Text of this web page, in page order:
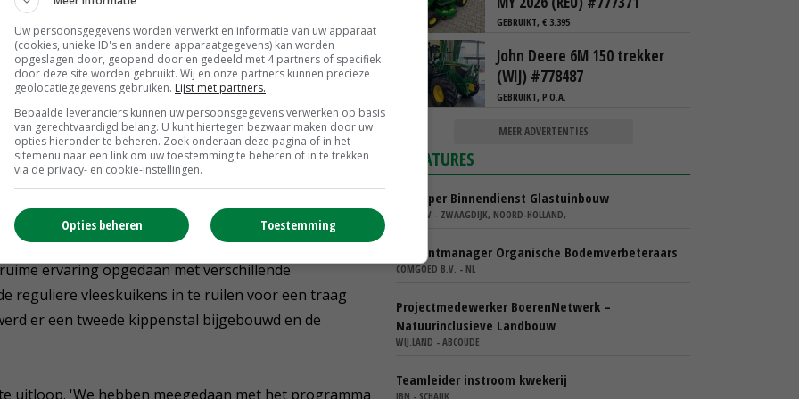
biologisch. Waarom schakelt hij de akkerbouwtak
teeltsysteem niets mis, met de waardering des te
met de kippen, richten op toegevoegde waarde.'
noodgedwongen, zegt Leenders. 'Omdat de markt
van biologische akkerbouw en gangbare
van onze eigen kringloop, maar met inzet van
ervaring opgedaan met verschillende
reguliere vleeskuikens in te ruilen voor een traag
er een tweede kippenstal bijgebouwd en de
uitloop. 'We hebben meegedaan met het programma
GEBRUIKT, € 3.395
John Deere 6M 150 trekker
(WIJ) #778487
GEBRUIKT, P.O.A.
MEER ADVERTENTIES
VACATURES
Verkoper Binnendienst Glastuinbouw
KARO BV - ZWAAGDIJK, NOORD-HOLLAND,
Accountmanager Organische Bodemverbeteraars
COMGOED B.V. - NL
Projectmedewerker BoerenNetwerk –
Natuurinclusieve Landbouw
WIJ.LAND - ABCOUDE
Teamleider instroom kwekerij
IBN - SCHAIJK
Uw persoonsgegevens worden verwerkt en informatie van uw apparaat
(cookies, unieke ID's en andere apparaatgegevens) kan worden
opgeslagen door, geopend door en gedeeld met 4 partners of specifiek
door deze site worden gebruikt. Wij en onze partners kunnen precieze
geolocatiegegevens gebruiken. Lijst met partners.
Bepaalde leveranciers kunnen uw persoonsgegevens verwerken op basis
van gerechtvaardigd belang. U kunt hiertegen bezwaar maken door uw
opties hieronder te beheren. Zoek onderaan deze pagina of in het
sitemenu naar een link om uw toestemming te beheren of in te trekken
via de privacy- en cookie-instellingen.
Toestemming
Opties beheren